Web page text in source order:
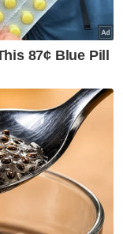
seluruh